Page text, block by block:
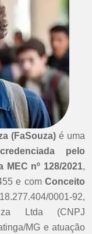
(FaSouza) é uma
credenciada pelo
MEC nº 128/2021,
e com Conceito
0001-92,
Ltda (CNPJ
MG e atuação